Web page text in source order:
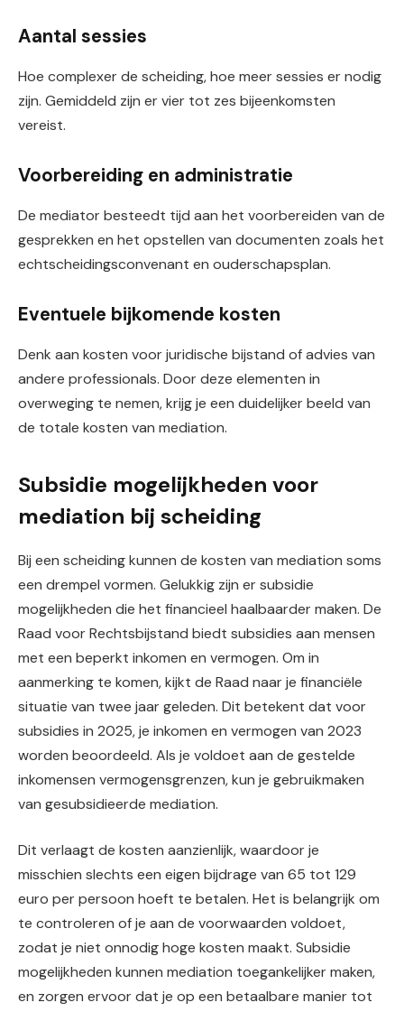
Aantal sessies
Hoe complexer de scheiding, hoe meer sessies er nodig
zijn. Gemiddeld zijn er vier tot zes bijeenkomsten
vereist.
Voorbereiding en administratie
De mediator besteedt tijd aan het voorbereiden van de
gesprekken en het opstellen van documenten zoals het
echtscheidingsconvenant en ouderschapsplan.
Eventuele bijkomende kosten
Denk aan kosten voor juridische bijstand of advies van
andere professionals. Door deze elementen in
overweging te nemen, krijg je een duidelijker beeld van
de totale kosten van mediation.
Subsidie mogelijkheden voor
mediation bij scheiding
Bij een scheiding kunnen de kosten van mediation soms
een drempel vormen. Gelukkig zijn er subsidie
mogelijkheden die het financieel haalbaarder maken. De
Raad voor Rechtsbijstand biedt subsidies aan mensen
met een beperkt inkomen en vermogen. Om in
aanmerking te komen, kijkt de Raad naar je financiële
situatie van twee jaar geleden. Dit betekent dat voor
subsidies in 2025, je inkomen en vermogen van 2023
worden beoordeeld. Als je voldoet aan de gestelde
inkomensen vermogensgrenzen, kun je gebruikmaken
van gesubsidieerde mediation.
Dit verlaagt de kosten aanzienlijk, waardoor je
misschien slechts een eigen bijdrage van 65 tot 129
euro per persoon hoeft te betalen. Het is belangrijk om
te controleren of je aan de voorwaarden voldoet,
zodat je niet onnodig hoge kosten maakt. Subsidie
mogelijkheden kunnen mediation toegankelijker maken,
en zorgen ervoor dat je op een betaalbare manier tot